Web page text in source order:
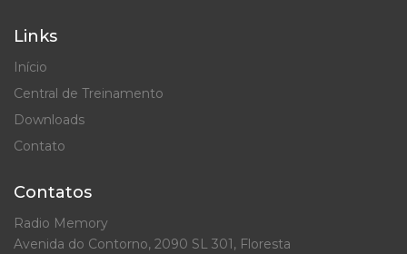
Links
Início
Central de Treinamento
Downloads
Contato
Contatos
Radio Memory
Avenida do Contorno, 2090 SL 301, Floresta